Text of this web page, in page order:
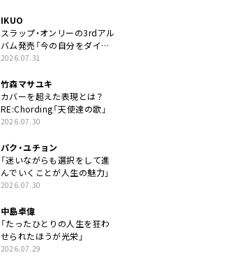
IKUO
スラップ・オンリーの3rdアル
バム発売「今の自分をダイレ
クトに」
2026.07.31
竹森マサユキ
カバーを超えた表現とは？
RE:Chording「天使達の歌」
2026.07.30
パク・ユチョン
「迷いながらも選択をして進
んでいくことが人生の魅力」
2026.07.30
中島卓偉
「たったひとりの人生を狂わ
せられたほうが光栄」
2026.07.29